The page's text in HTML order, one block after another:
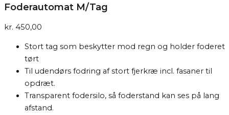
Foderautomat M/Tag
kr. 450,00
Stort tag som beskytter mod regn og holder foderet
tørt
Til udendørs fodring af stort fjerkræ incl. fasaner til
opdræt.
Transparent fodersilo, så foderstand kan ses på lang
afstand.